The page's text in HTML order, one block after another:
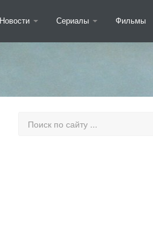
Новости Сериалы Фильмы